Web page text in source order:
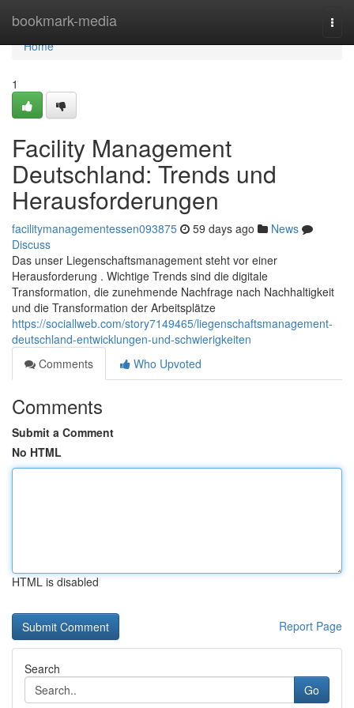
bookmark-media
Home
Home
1
Facility Management
Deutschland: Trends und
Herausforderungen
facilitymanagementessen093875 59 days ago
News
Discuss
Das unser Liegenschaftsmanagement steht vor einer
Herausforderung . Wichtige Trends sind die digitale
Transformation, die zunehmende Nachfrage nach Nachhaltigkeit
und die Transformation der Arbeitsplätze
https://sociallweb.com/story7149465/liegenschaftsmanagement-
deutschland-entwicklungen-und-schwierigkeiten
Comments
Who Upvoted
Comments
Submit a Comment
No HTML
HTML is disabled
Report Page
Search
Go